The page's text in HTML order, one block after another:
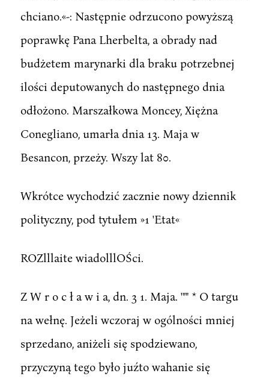
chciano.«-: Następnie odrzucono powyższą
poprawkę Pana Lherbelta, a obrady nad
budżetem marynarki dla braku potrzebnej
ilości deputowanych do następnego dnia
odłożono. Marszałkowa Moncey, Xiężna
Conegliano, umarła dnia 13. Maja w
Besancon, przeży. Wszy lat 80.
Wkrótce wychodzić zacznie nowy dziennik
polityczny, pod tytułem »1 'Etat«
ROZlllaite wiadolllOŚci.
Z W r o c ł a w i a, dn. 3 1. Maja. '"" * O targu
na wełnę. Jeżeli wczoraj w ogólności mniej
sprzedano, aniżeli się spodziewano,
przyczyną tego było juźto wahanie się